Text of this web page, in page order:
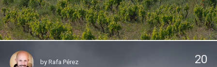
by Rafa Pérez 20